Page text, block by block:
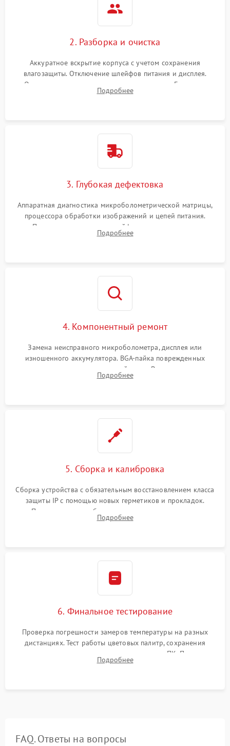
2. Разборка и очистка
Аккуратное вскрытие корпуса с учетом сохранения
влагозащиты. Отключение шлейфов питания и дисплея.
Очистка внутренних плат от окислов и пыли. Бережная
обработка германиевого объектива специализированными
Подробнее
3. Глубокая дефектовка
Аппаратная диагностика микроболометрической матрицы,
процессора обработки изображений и цепей питания.
Проверка целостности шлейфов, модуля памяти и
интерфейсов связи. Выявление сгоревших SMD-компонентов
Подробнее
4. Компонентный ремонт
Замена неисправного микроболометра, дисплея или
изношенного аккумулятора. BGA-пайка поврежденных
контроллеров на материнской плате. Восстановление
разъемов и кнопок, замена поврежденных элементов
Подробнее
5. Сборка и калибровка
Сборка устройства с обязательным восстановлением класса
защиты IP с помощью новых герметиков и прокладок.
Программная калибровка матрицы по эталонному
абсолютно черному телу для точного измерения температур.
Подробнее
6. Финальное тестирование
Проверка погрешности замеров температуры на разных
дистанциях. Тест работы цветовых палитр, сохранения
термограмм в память и передачи данных на ПК. Проверка
автономности работы и итоговый контроль качества.
Подробнее
FAQ. Ответы на вопросы